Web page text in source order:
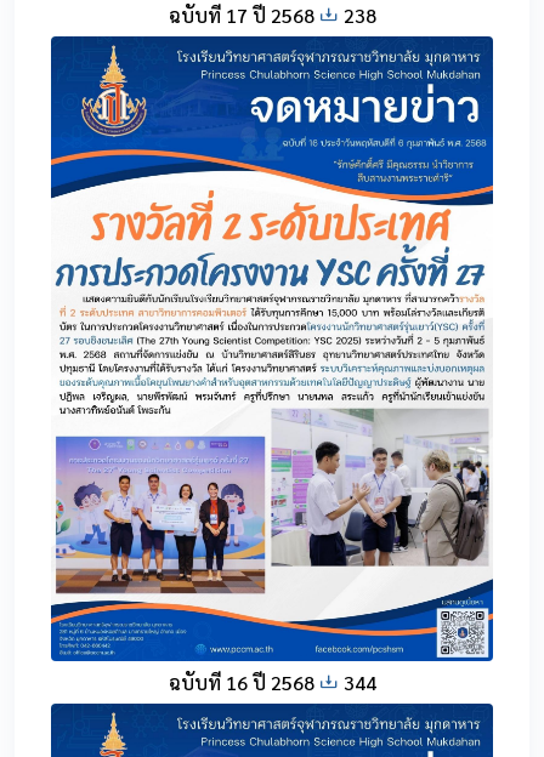
ฉบับที่ 17 ปี 2568 238
ฉบับที่ 16 ปี 2568 344